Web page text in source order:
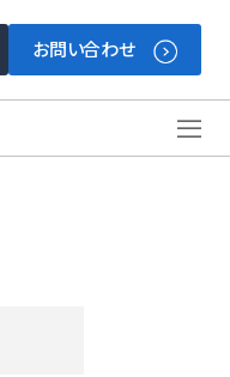
お問い合わせ